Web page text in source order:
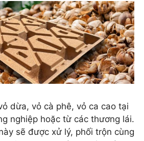
dừa, vỏ cà phê, vỏ ca cao tại
nghiệp hoặc từ các thương lái.
sẽ được xử lý, phối trộn cùng